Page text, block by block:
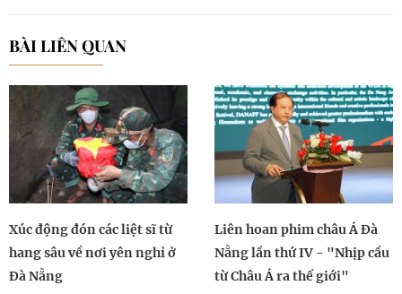
BÀI LIÊN QUAN
Xúc động đón các liệt sĩ từ
hang sâu về nơi yên nghỉ ở
Đà Nẵng
Liên hoan phim châu Á Đà
Nẵng lần thứ IV - "Nhịp cầu
từ Châu Á ra thế giới"